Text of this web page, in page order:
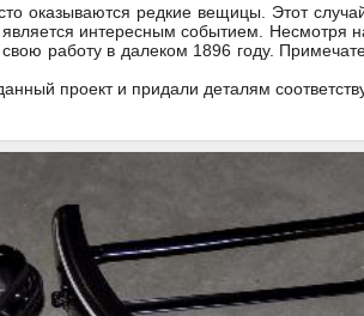
оказываются редкие вещицы. Этот
интересным событием. Несмотря
работу в далеком 1896 году.
проект и придали деталям